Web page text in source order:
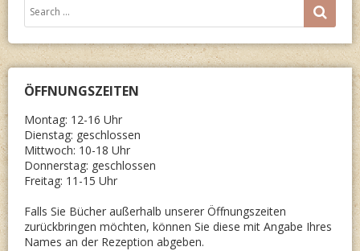
for:
ÖFFNUNGSZEITEN
Montag: 12-16 Uhr
Dienstag: geschlossen
Mittwoch: 10-18 Uhr
Donnerstag: geschlossen
Freitag: 11-15 Uhr
Falls Sie Bücher außerhalb unserer Öffnungszeiten
zurückbringen möchten, können Sie diese mit Angabe Ihres
Names an der Rezeption abgeben.